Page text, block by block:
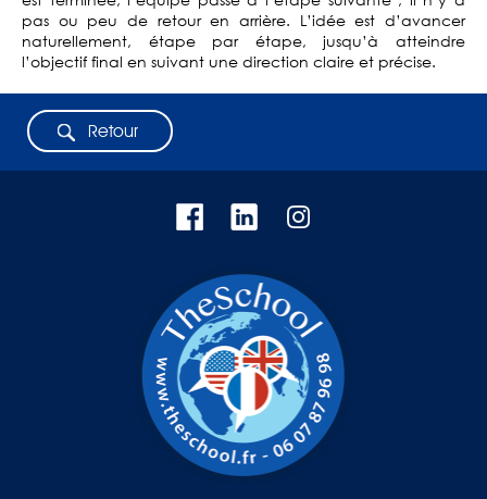
pas ou peu de retour en arrière. L’idée est d’avancer
naturellement, étape par étape, jusqu’à atteindre
l’objectif final en suivant une direction claire et précise.
Retour